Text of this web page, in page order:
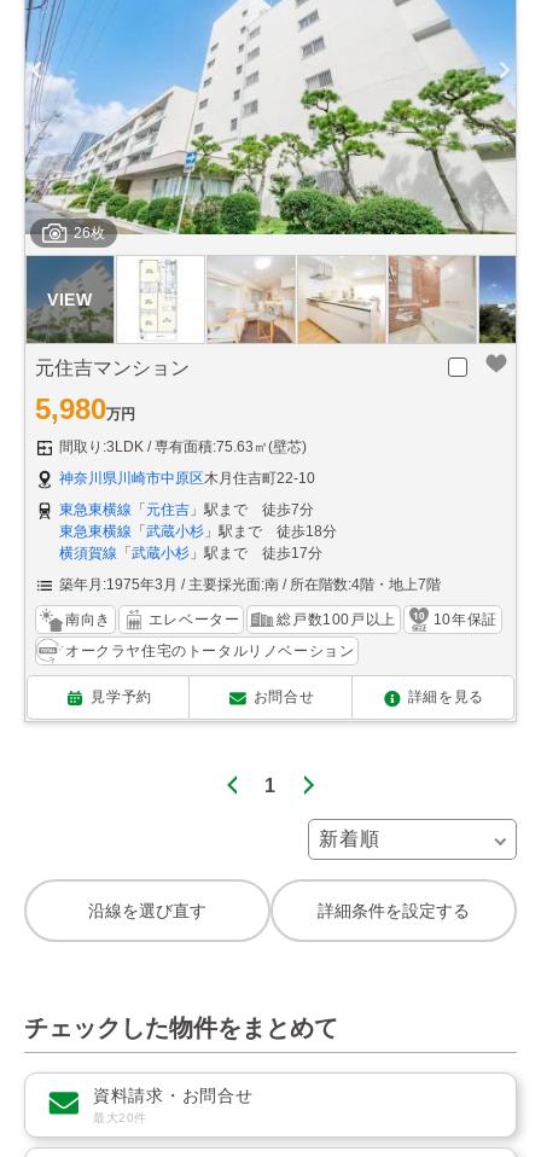
26枚
元住吉マンション
5,980万円
間取り:3LDK
専有面積:75.63㎡(壁芯)
神奈川県川崎市中原区木月住吉町22-10
東急東横線 「 元住吉 」駅まで 徒歩7分
東急東横線 「 武蔵小杉 」駅まで 徒歩18分
横須賀線 「 武蔵小杉 」駅まで 徒歩17分
築年月:1975年3月
主要採光面:南 所在階数:4階・地上7階
南向き エレベーター 総戸数100戸以上
10年保証
オークラヤ住宅のトータルリノベーション
見学予約 お問合せ 詳細を見る
1
沿線を選び直す 詳細条件を設定する
チェックした物件をまとめて
資料請求・お問合せ
最大20件